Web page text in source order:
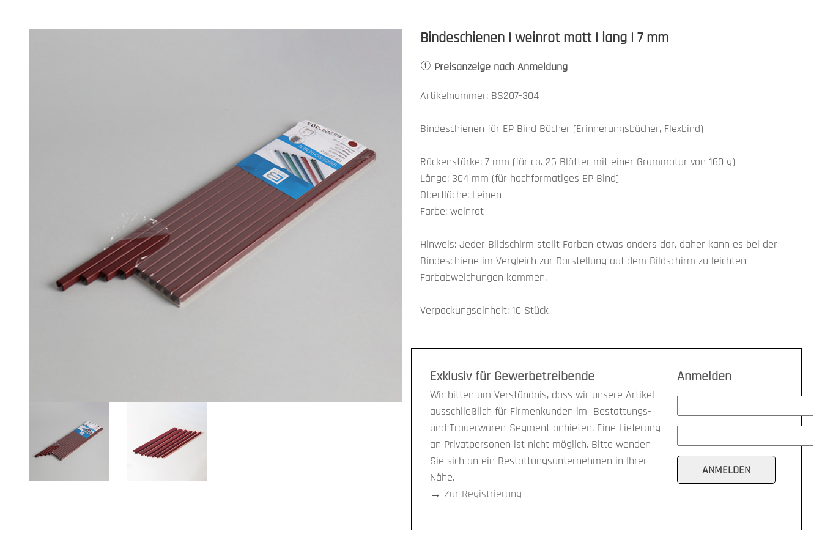
Bindeschienen | weinrot matt | lang | 7 mm
Preisanzeige nach Anmeldung
Artikelnummer: BS207-304
Bindeschienen für EP Bind Bücher (Erinnerungsbücher, Flexbind)
Rückenstärke: 7 mm (für ca. 26 Blätter mit einer Grammatur von 160 g)
Länge: 304 mm (für hochformatiges EP Bind)
Oberfläche: Leinen
Farbe: weinrot
Hinweis: Jeder Bildschirm stellt Farben etwas anders dar, daher kann es bei der
Bindeschiene im Vergleich zur Darstellung auf dem Bildschirm zu leichten
Farbabweichungen kommen.
Verpackungseinheit: 10 Stück
Exklusiv für Gewerbetreibende
Wir bitten um Verständnis, dass wir unsere Artikel
ausschließlich für Firmenkunden im Bestattungs-
und Trauerwaren-Segment anbieten. Eine Lieferung
an Privatpersonen ist nicht möglich. Bitte wenden
Sie sich an ein Bestattungsunternehmen in Ihrer
Nähe.
→ Zur Registrierung
Anmelden